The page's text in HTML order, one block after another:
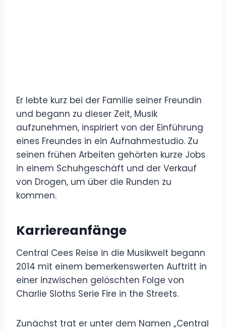
Er lebte kurz bei der Familie seiner Freundin
und begann zu dieser Zeit, Musik
aufzunehmen, inspiriert von der Einführung
eines Freundes in ein Aufnahmestudio. Zu
seinen frühen Arbeiten gehörten kurze Jobs
in einem Schuhgeschäft und der Verkauf
von Drogen, um über die Runden zu
kommen.
Karriereanfänge
Central Cees Reise in die Musikwelt begann
2014 mit einem bemerkenswerten Auftritt in
einer inzwischen gelöschten Folge von
Charlie Sloths Serie Fire in the Streets.
Zunächst trat er unter dem Namen „Central